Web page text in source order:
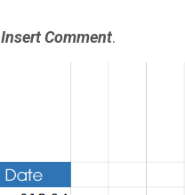
Insert Comment.